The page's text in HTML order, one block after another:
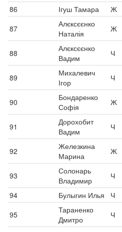
86
Ігуш Тамара Ж
87
Алєксєєнко
Наталія
Ж
88
Алєксєєнко
Вадим
Ч
89
Михалевич
Ігор
Ч
90
Бондаренко
Софія
Ж
91
Дорохобит
Вадим
Ч
92
Железкина
Марина
Ж
93
Солонарь
Владимир
Ч
94
Булыгин Илья Ч
95
Тараненко
Дмитро
Ч